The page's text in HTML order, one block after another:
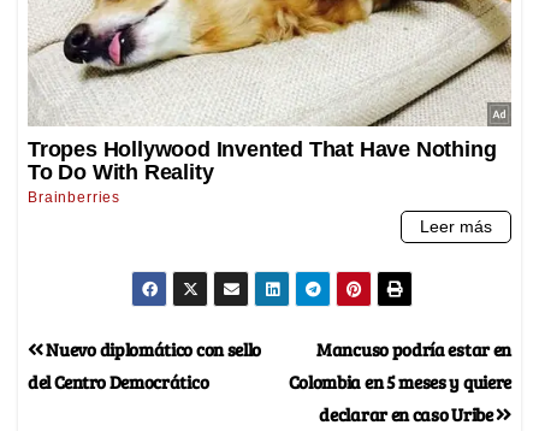
Mancuso podría estar en
Colombia en 5 meses y quiere
declarar en caso Uribe
Nuevo diplomático con sello
del Centro Democrático